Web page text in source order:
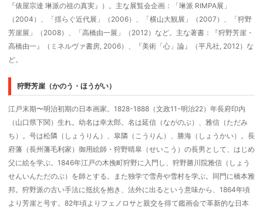
『俵屋宗達 琳派の祖の真実』）。主な展覧会企画：「琳派 RIMPA展」
（2004）、「揺らぐ近代展」（2006）、「横山大観展」（2007）、「狩野
芳崖展」（2008）、「高橋由一展」（2012）など。主な著書：『狩野芳崖・
高橋由一』（ミネルヴァ書房, 2006）、『美術「心」論』（平凡社, 2012）な
ど。
狩野芳崖（かのう・ほうがい）
江戸末期〜明治初期の日本画家。1828-1888（文政11-明治22）年長府印内
（山口県下関）生れ。幼名は幸太郎。名は延信（ながのぶ）、雅信（ただみ
ち）。号は松隣（しょうりん）、皐隣（こうりん）、勝海（しょうかい）。長
府藩（長州藩毛利家）御用絵師・狩野晴皐（せいこう）の長男として、はじめ
父に絵を学ぶ。1846年江戸の木挽町狩野に入門し、狩野勝川院雅信（しょう
せんいんただのぶ）を師とする。また独学で雪舟や雪村を学ぶ。同門に橋本雅
邦。狩野派の古い手法に抵抗を抱き、法外に出るという意味から、1864年頃
より芳崖と号す。82年頃よりフェノロサと親交を得て鑑画会で革新的な日本